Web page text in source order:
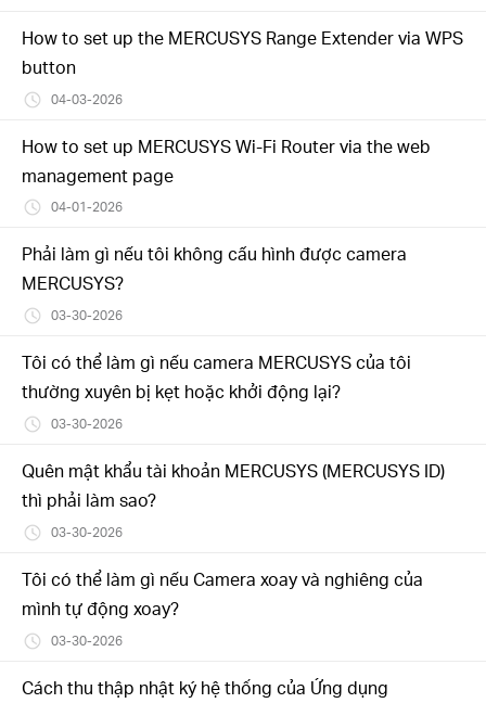
How to set up the MERCUSYS Range Extender via WPS
button
04-03-2026
How to set up MERCUSYS Wi-Fi Router via the web
management page
04-01-2026
Phải làm gì nếu tôi không cấu hình được camera
MERCUSYS?
03-30-2026
Tôi có thể làm gì nếu camera MERCUSYS của tôi
thường xuyên bị kẹt hoặc khởi động lại?
03-30-2026
Quên mật khẩu tài khoản MERCUSYS (MERCUSYS ID)
thì phải làm sao?
03-30-2026
Tôi có thể làm gì nếu Camera xoay và nghiêng của
mình tự động xoay?
03-30-2026
Cách thu thập nhật ký hệ thống của Ứng dụng